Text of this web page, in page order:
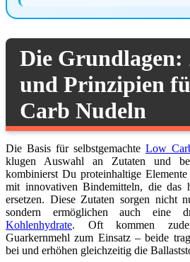
Die Grundlagen:
und Prinzipien
Carb Nudeln
Die Basis für selbstgemachte Low
klugen Auswahl an Zutaten und
kombinierst Du proteinhaltige
mit innovativen Bindemitteln, die das
ersetzen. Diese Zutaten sorgen nicht
sondern ermöglichen auch eine
Kohlenhydrate. Oft kommen
Guarkernmehl zum Einsatz – beide
bei und erhöhen gleichzeitig die